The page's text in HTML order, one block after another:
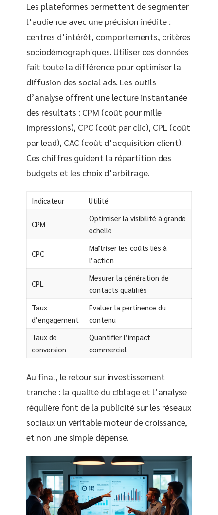
Les plateformes permettent de segmenter
l’audience avec une précision inédite :
centres d’intérêt, comportements, critères
sociodémographiques. Utiliser ces données
fait toute la différence pour optimiser la
diffusion des social ads. Les outils
d’analyse offrent une lecture instantanée
des résultats : CPM (coût pour mille
impressions), CPC (coût par clic), CPL (coût
par lead), CAC (coût d’acquisition client).
Ces chiffres guident la répartition des
budgets et les choix d’arbitrage.
Indicateur Utilité
CPM
Optimiser la visibilité à grande
échelle
CPC
Maîtriser les coûts liés à
l’action
CPL
Mesurer la génération de
contacts qualifiés
Taux
d’engagement
Évaluer la pertinence du
contenu
Taux de
conversion
Quantifier l’impact
commercial
Au final, le retour sur investissement
tranche : la qualité du ciblage et l’analyse
régulière font de la publicité sur les réseaux
sociaux un véritable moteur de croissance,
et non une simple dépense.